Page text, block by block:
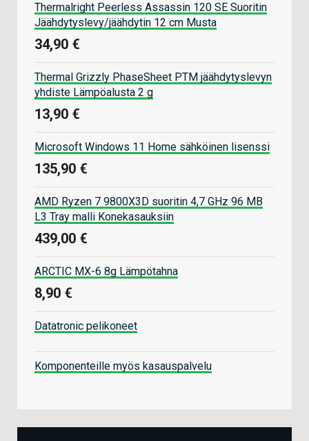
Thermalright Peerless Assassin 120 SE Suoritin
Jäähdytyslevy/jäähdytin 12 cm Musta
34,90 €
Thermal Grizzly PhaseSheet PTM jäähdytyslevyn
yhdiste Lämpöalusta 2 g
13,90 €
Microsoft Windows 11 Home sähköinen lisenssi
135,90 €
AMD Ryzen 7 9800X3D suoritin 4,7 GHz 96 MB
L3 Tray malli Konekasauksiin
439,00 €
ARCTIC MX-6 8g Lämpötahna
8,90 €
Datatronic pelikoneet
Komponenteille myös kasauspalvelu